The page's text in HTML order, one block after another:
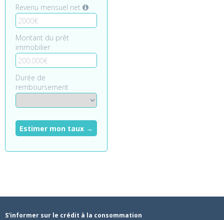
Revenu mensuel net
Montant du prêt
immobilier
Durée de
remboursement
Estimer mon taux →
S'informer sur le crédit à la consommation